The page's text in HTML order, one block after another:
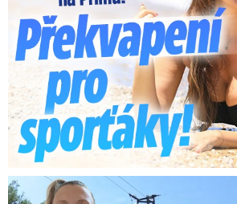
Smrtelný pád chlapce: Matka vydala